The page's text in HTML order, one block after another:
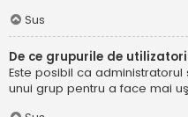
Sus
De ce grupurile de
Este posibil ca
unui grup pentru a face mai